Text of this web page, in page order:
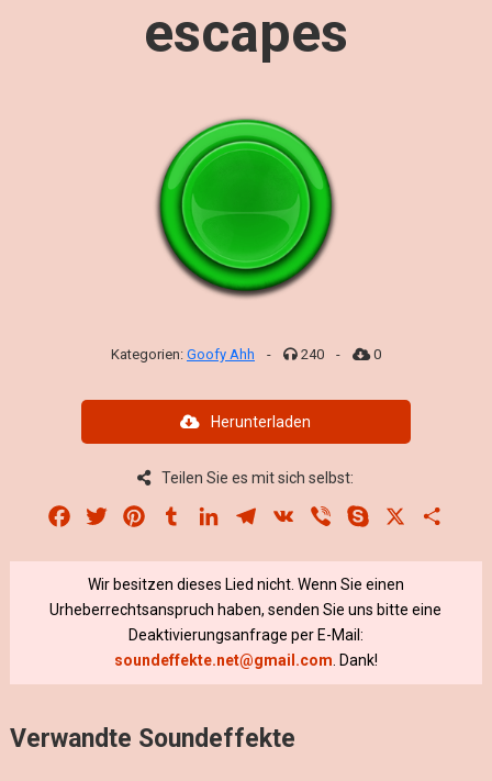
escapes
Kategorien: Goofy Ahh - 240 - 0
Herunterladen
Teilen Sie es mit sich selbst:
Facebook
Twitter PinterestTumblrLinkedInTelegram
VK Viber Skype
Wir besitzen dieses Lied nicht. Wenn Sie einen
Urheberrechtsanspruch haben, senden Sie uns bitte eine
Deaktivierungsanfrage per E-Mail:
soundeffekte.net@gmail.com . Dank!
Verwandte Soundeffekte